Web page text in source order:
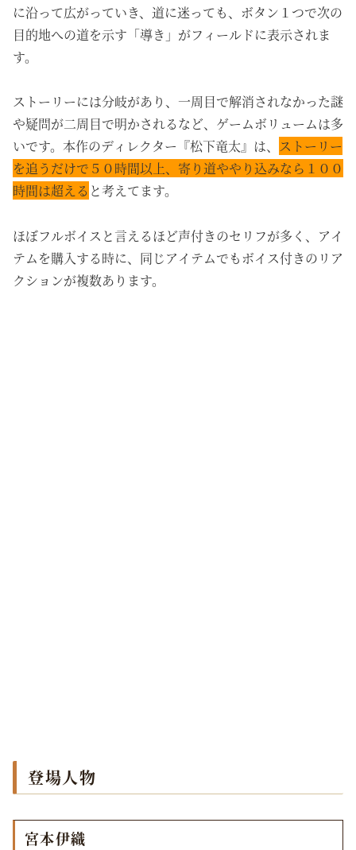
に沿って広がっていき、道に迷っても、ボタン１つで次の
目的地への道を示す「導き」がフィールドに表示されま
す。
ストーリーには分岐があり、一周目で解消されなかった謎
や疑問が二周目で明かされるなど、ゲームボリュームは多
いです。本作のディレクター『松下竜太』は、 ストーリー
を追うだけで５０時間以上、寄り道ややり込みなら１００
時間は超える と考えてます。
ほぼフルボイスと言えるほど声付きのセリフが多く、アイ
テムを購入する時に、同じアイテムでもボイス付きのリア
クションが複数あります。
登場人物
宮本伊織